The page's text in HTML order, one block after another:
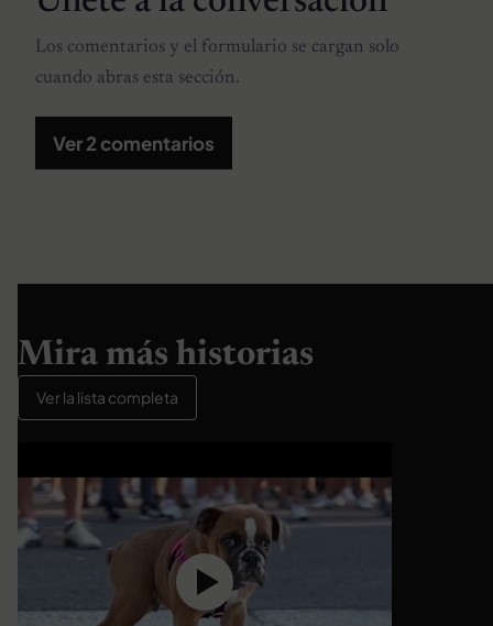
Los comentarios y el formulario se cargan solo
cuando abras esta sección.
Ver 2 comentarios
Mira más historias
Ver la lista completa